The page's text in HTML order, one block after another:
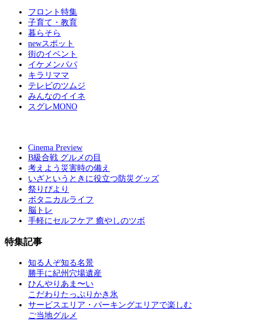
フロント特集
子育て・教育
暮らそら
newスポット
街のイベント
イケメンパパ
キラリママ
テレビのツムジ
みんなのイイネ
スグレMONO
Cinema Preview
B級合戦 グルメの目
考えよう災害時の備え
いざというときに役立つ防災グッズ
祭りびより
ボタニカルライフ
脳トレ
手軽にセルフケア 癒やしのツボ
特集記事
知る人ぞ知る名景
勝手に紀州穴場遺産
ひんやりあま〜い
こだわりたっぷりかき氷
サービスエリア・パーキングエリアで楽しむ
ご当地グルメ